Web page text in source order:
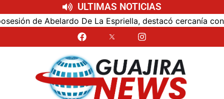
ULTIMAS NOTICIAS
Abelardo De La Espriella, destacó cercanía con el